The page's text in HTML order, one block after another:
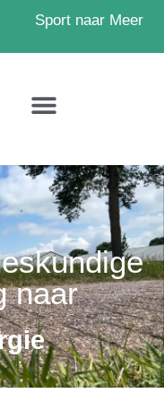
Sport naar Meer
naar